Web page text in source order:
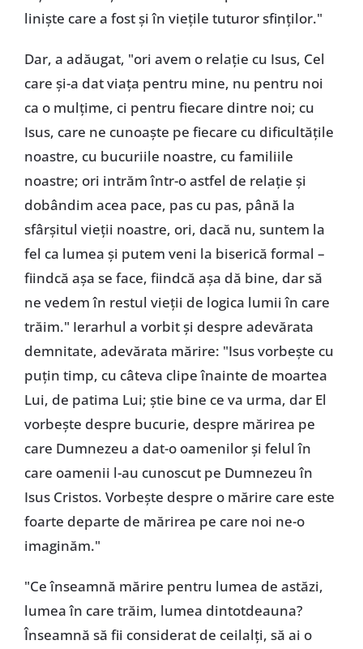
liniște care a fost și în viețile tuturor sfinților."
Dar, a adăugat, "ori avem o relație cu Isus, Cel
care și-a dat viața pentru mine, nu pentru noi
ca o mulțime, ci pentru fiecare dintre noi; cu
Isus, care ne cunoaște pe fiecare cu dificultățile
noastre, cu bucuriile noastre, cu familiile
noastre; ori intrăm într-o astfel de relație și
dobândim acea pace, pas cu pas, până la
sfârșitul vieții noastre, ori, dacă nu, suntem la
fel ca lumea și putem veni la biserică formal –
fiindcă așa se face, fiindcă așa dă bine, dar să
ne vedem în restul vieții de logica lumii în care
trăim." Ierarhul a vorbit și despre adevărata
demnitate, adevărata mărire: "Isus vorbește cu
puțin timp, cu câteva clipe înainte de moartea
Lui, de patima Lui; știe bine ce va urma, dar El
vorbește despre bucurie, despre mărirea pe
care Dumnezeu a dat-o oamenilor și felul în
care oamenii l-au cunoscut pe Dumnezeu în
Isus Cristos. Vorbește despre o mărire care este
foarte departe de mărirea pe care noi ne-o
imaginăm."
"Ce înseamnă mărire pentru lumea de astăzi,
lumea în care trăim, lumea dintotdeauna?
Înseamnă să fii considerat de ceilalți, să ai o